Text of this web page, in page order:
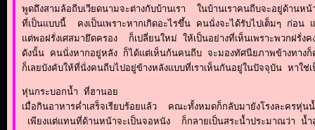
พูดถึงสามล้อถีบเวียดนามจะต่างกับบ้านเรา  ในบ้านเราคนถีบจะอยู่ด้
ที่เป็นแบบนี้  คงเป็นเพราะหากเกิดอะไรขึ้น คนนั่งจะได้รับไปเต็มๆ ก่อ
แต่พอฝรั่งเศสมายึดครอง  ก็เปลี่ยนใหม่ ให้เป็นอย่างที่เห็นเพราะพวกฝรั่
ดังนั้น คนนั่งหากอยู่หลัง ก็ได้แต่เห็นก้นคนถีบ จะมองทัศนียภาพข้างทา
ก็เลยบังคับให้ที่นั่งคนถีบไปอยู่ข้างหลังแบบที่เราเห็นกันอยู่ในปัจจุบัน หาใช่
หุ่นกระบอกน้ำ ที่ฮานอย
เมื่อกินอาหารค่ำเสร็จเรียบร้อยแล้ว  คณะทั้งหมดก็กลับมายังโรงละครหุ่
เพียงแต่แทนที่ด้านหน้าจะเป็นจอหนัง  ก็กลายเป็นสระน้ำประมาณว่า